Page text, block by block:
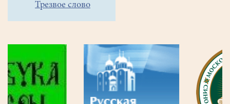
Трезвое слово